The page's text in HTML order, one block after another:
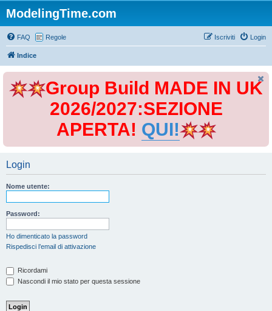
ModelingTime.com
FAQ Regole Login
Iscriviti
Indice
Group Build MADE IN UK
2026/2027:SEZIONE
APERTA! QUI!
Login
Nome utente:
Password:
Ho dimenticato la password
Rispedisci l’email di attivazione
Ricordami
Nascondi il mio stato per questa sessione